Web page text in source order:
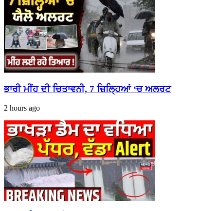
ਭਾਰੀ ਮੀਂਹ ਦੀ ਚਿਤਾਵਨੀ, 7 ਜ਼ਿਲ੍ਹਿਆਂ ‘ਚ ਅਲਰਟ
2 hours ago